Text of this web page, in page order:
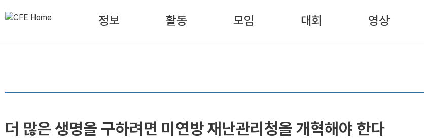
정보 활동 모임 대회 영상
더 많은 생명을 구하려면 미연방 재난관리청을 개혁해야 한다